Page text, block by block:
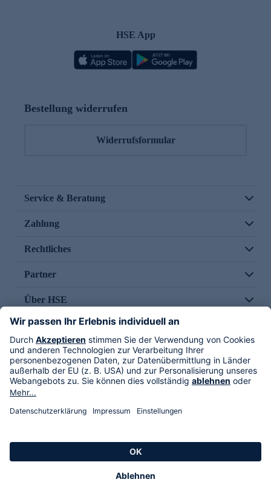
HSE App
Bestellung widerrufen
Widerrufsformular
Service & Beratung
Zahlung
Rechtliches
Partner
Über HSE
Im TV
HSE International